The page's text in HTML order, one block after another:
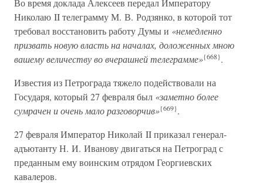
Во время доклада Алексеев передал Императору
Николаю II телеграмму М. В. Родзянко, в которой тот
требовал восстановить работу Думы и «немедленно
призвать новую власть на началах, доложенных мною
вашему величеству во вчерашней телеграмме»{668}.
Известия из Петрограда тяжело подействовали на
Государя, который 27 февраля был «заметно более
сумрачен и очень мало разговорчив»{669}.
27 февраля Император Николай II приказал генерал-
адъютанту Н. И. Иванову двигаться на Петроград с
преданным ему воинским отрядом Георгиевских
кавалеров.